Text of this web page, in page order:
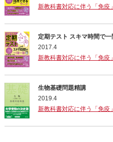
新教科書対応に伴う「免疫
定期テスト スキマ時間で
2017.4
新教科書対応に伴う「免疫
生物基礎問題精講
2019.4
新教科書対応に伴う「免疫